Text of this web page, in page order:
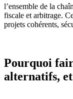
l’ensemble de la
fiscale et arbitrage.
projets cohérents,
Pourquoi
alternatifs,